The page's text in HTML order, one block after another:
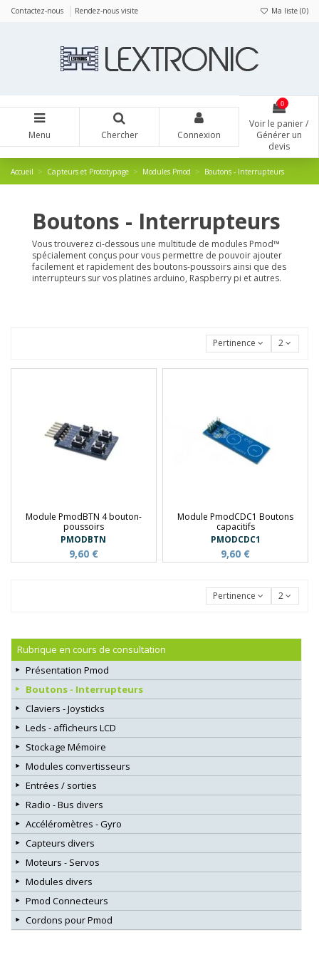
Contactez-nous Rendez-nous visite Ma liste (0)
Menu Chercher Connexion
0
Voir le panier /
Générer un
devis
Accueil Capteurs et Prototypage Modules Pmod Boutons - Interrupteurs
Boutons - Interrupteurs
Vous trouverez ci-dessous une multitude de modules Pmod™
spécialement conçus pour vous permettre de pouvoir ajouter
facilement et rapidement des boutons-poussoirs ainsi que des
interrupteurs sur vos platines arduino, Raspberry pi et autres.
Pertinence 2
Module PmodBTN 4 bouton-
poussoirs
PMODBTN
9,60 €
Module PmodCDC1 Boutons
capacitifs
PMODCDC1
9,60 €
Pertinence 2
Rubrique en cours de consultation
Présentation Pmod
Boutons - Interrupteurs
Claviers - Joysticks
Leds - afficheurs LCD
Stockage Mémoire
Modules convertisseurs
Entrées / sorties
Radio - Bus divers
Accéléromètres - Gyro
Capteurs divers
Moteurs - Servos
Modules divers
Pmod Connecteurs
Cordons pour Pmod
Panneau de gestion des cookies